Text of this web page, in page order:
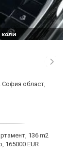
коли
област,
136 m2
165000 EUR